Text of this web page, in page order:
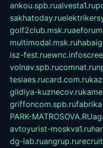
ankou.spb.rualvesta1.ru
sakhatoday.ru
golf2club.msk.ru
multimodal.msk.ru
isz-fest.ruewnc.info
volnav.spb.rucomnat.ru
tesiaes.rucard.com.ru
gildiya-kuznecov.ru
griffoncom.spb.ru
PARK-MATROSOVA.RU
avtoyurist-moskva1.ru
dg-lab.ruangrup.ru